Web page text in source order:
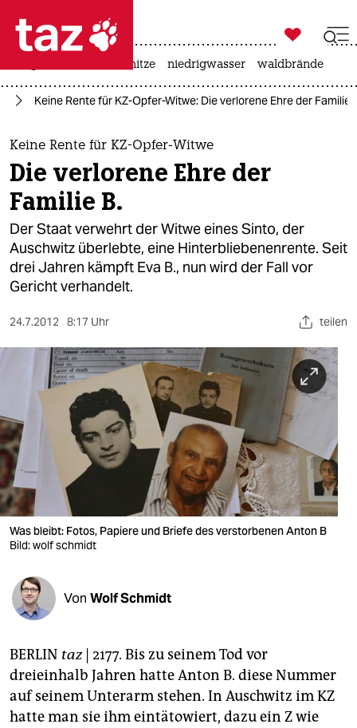
 taz zahl ich
taz zahl ich
themen
politik
öko
gesellschaft
kultur
sport
berlin
nord
wahrheit
verlag
verlag
veranstaltungen
fragen & hilfe
unterstützen
abo
genossenschaft
epaper login

taz zahl ich
hitze niedrigwasser waldbrände
Keine Rente für KZ-Opfer-Witwe: Die verlorene Ehre der Familie
Keine Rente für KZ-Opfer-Witwe
Die verlorene Ehre der
Familie B.
Der Staat verwehrt der Witwe eines Sinto, der
Auschwitz überlebte, eine Hinterbliebenenrente. Seit
drei Jahren kämpft Eva B., nun wird der Fall vor
Gericht verhandelt.
24.7.2012 8:17 Uhr teilen
Was bleibt: Fotos, Papiere und Briefe des verstorbenen Anton B
Bild: wolf schmidt
Von Wolf Schmidt
BERLIN taz| 2177. Bis zu seinem Tod vor
dreieinhalb Jahren hatte Anton B. diese Nummer
auf seinem Unterarm stehen. In Auschwitz im KZ
hatte man sie ihm eintätowiert, dazu ein Z wie